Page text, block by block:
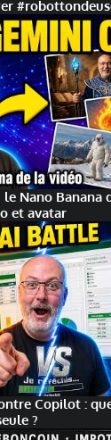
2016 à 22 h 58 min
(je n’ai pas
sur un meuble
à 17 h 35 min
ce produit :
jusqu’a
déclenche svp
comme
transmis sur
que le cloud etait
Nano Banana
et avatar
Copilot :
?